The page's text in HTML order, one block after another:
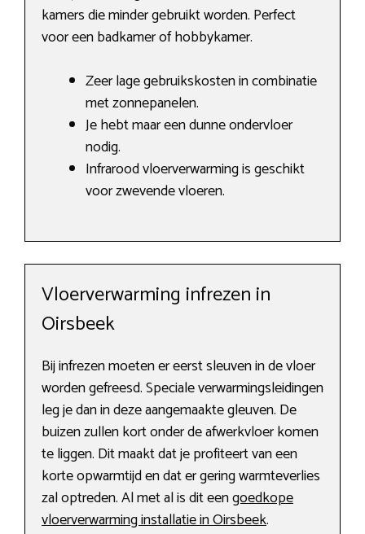
kamers die minder gebruikt worden. Perfect
voor een badkamer of hobbykamer.
Zeer lage gebruikskosten in combinatie
met zonnepanelen.
Je hebt maar een dunne ondervloer
nodig.
Infrarood vloerverwarming is geschikt
voor zwevende vloeren.
Vloerverwarming infrezen in
Oirsbeek
Bij infrezen moeten er eerst sleuven in de vloer
worden gefreesd. Speciale verwarmingsleidingen
leg je dan in deze aangemaakte gleuven. De
buizen zullen kort onder de afwerkvloer komen
te liggen. Dit maakt dat je profiteert van een
korte opwarmtijd en dat er gering warmteverlies
zal optreden. Al met al is dit eengoedkope
vloerverwarming installatie in Oirsbeek.